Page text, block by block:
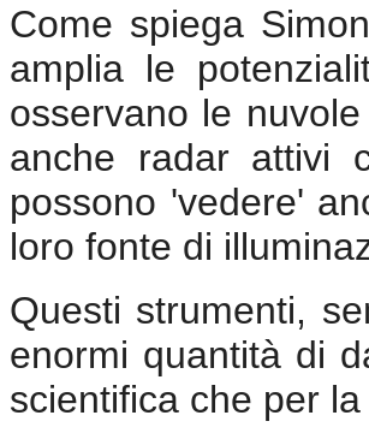
Come spiega
amplia le
osservano le
anche radar attivi
possono 'vedere'
loro fonte di
Questi strumenti,
enormi quantità di
scientifica che per